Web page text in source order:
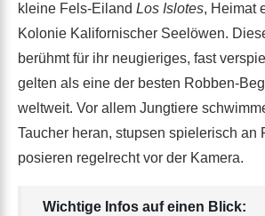
kleine Fels-Eiland Los Islotes, Heimat
Kolonie Kalifornischer Seelöwen.
berühmt für ihr neugieriges, fast
gelten als eine der besten Robben-
weltweit. Vor allem Jungtiere
Taucher heran, stupsen spielerisch an
posieren regelrecht vor der Kamera.
Wichtige Infos auf einen Blick: